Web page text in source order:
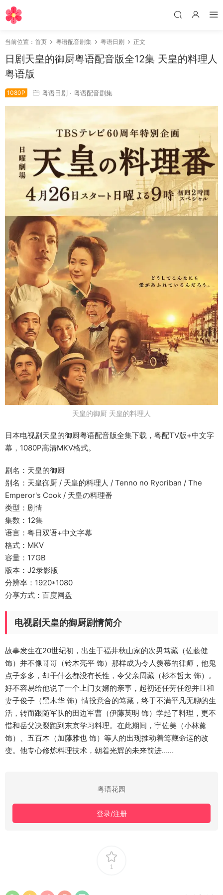
当前位置： 首页 粤语配音剧集 粤语日剧 正文
日剧天皇的御厨粤语配音版全12集 天皇的料理人
粤语版
1080P 粤语日剧 · 粤语配音剧集
天皇的御厨 天皇的料理人
日本电视剧天皇的御厨粤语配音版全集下载，粤配TV版+中文字
幕，1080P高清MKV格式。
剧名：天皇的御厨
别名：天皇御厨 / 天皇的料理人 / Tenno no Ryoriban / The
Emperor's Cook / 天皇の料理番
类型：剧情
集数：12集
语言：粤日双语+中文字幕
格式：MKV
容量：17GB
版本：J2录影版
分辨率：1920*1080
分享方式：百度网盘
电视剧天皇的御厨剧情简介
故事发生在20世纪初，出生于福井秋山家的次男笃藏（佐藤健
饰）并不像哥哥（铃木亮平 饰）那样成为令人羡慕的律师，他鬼
点子多多，却干什么都没有长性，令父亲周藏（杉本哲太 饰）。
好不容易给他说了一个上门女婿的亲事，起初还任劳任怨并且和
妻子俊子（黑木华 饰）情投意合的笃藏，终于不满平凡无聊的生
活，转而跟随军队的田边军曹（伊藤英明 饰）学起了料理，更不
惜和岳父决裂跑到东京学习料理。在此期间，宇佐美（小林薰
饰）、五百木（加藤雅也 饰）等人的出现推动着笃藏命运的改
变。他专心修炼料理技术，朝着光辉的未来前进……
粤语花园
登录/注册
1